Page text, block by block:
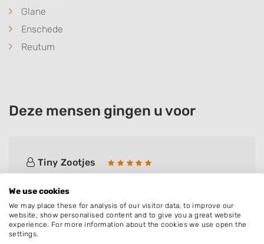
Glane
Enschede
Reutum
Deze mensen gingen u voor
Tiny Zootjes
Wat een mooie overkapping heeft Albert
gebouwd. Werkt netjes en precies. Onze tuin
winterklaar gemaakt , ziet er goed uit,
We use cookies
We may place these for analysis of our visitor data, to improve our
website, show personalised content and to give you a great website
experience. For more information about the cookies we use open the
settings.